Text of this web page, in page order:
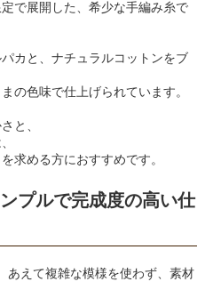
で展開した、希少な手編み糸で
カと、ナチュラルコットンをブ
の色味で仕上げられています。
と、
求める方におすすめです。
プルで完成度の高い仕
あえて複雑な模様を使わず、素材